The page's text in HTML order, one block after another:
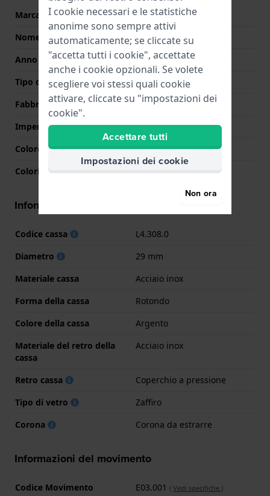
Marca
Longines
Nome
La Grande Classique
Anno
0 Sconosciuto
Tipo di display
Analogico
Fabbricato in Svizzera
Si
Impermeabilità
3 Bar (lavaggio mani)
Colore quadrante
Madreperla
Colori lancette (h,m,s)
Argento, Argento
Informazioni della cassa
Codice cassa
L4.308.0
Diametro
29 mm
Materiale cassa
Acciaio inox
Forma della cassa
Rotondo
Colore della cassa
Argento
Materiale del retro della
cassa
Acciaio inox
Retro cassa
Coperchio a pressione
Tipo di vetro
Zaffiro
Corona
Corona da estrarre
Informazioni del movimento
Codice Movimento E03.001 ( Vedi specifiche )
I cookie necessari e le statistiche
anonime sono sempre attivi
automaticamente; se cliccate su
"accetta tutti i cookie", accettate
anche i cookie opzionali. Se volete
scegliere voi stessi quali cookie
attivare, cliccate su "impostazioni dei
cookie".
Accettare tutti
Impostazioni dei cookie
Non ora